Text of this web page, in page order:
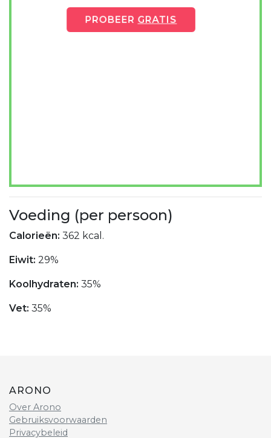
PROBEER GRATIS
Voeding (per persoon)
Calorieën: 362 kcal.
Eiwit: 29%
Koolhydraten: 35%
Vet: 35%
ARONO
Over Arono
Gebruiksvoorwaarden
Privacybeleid